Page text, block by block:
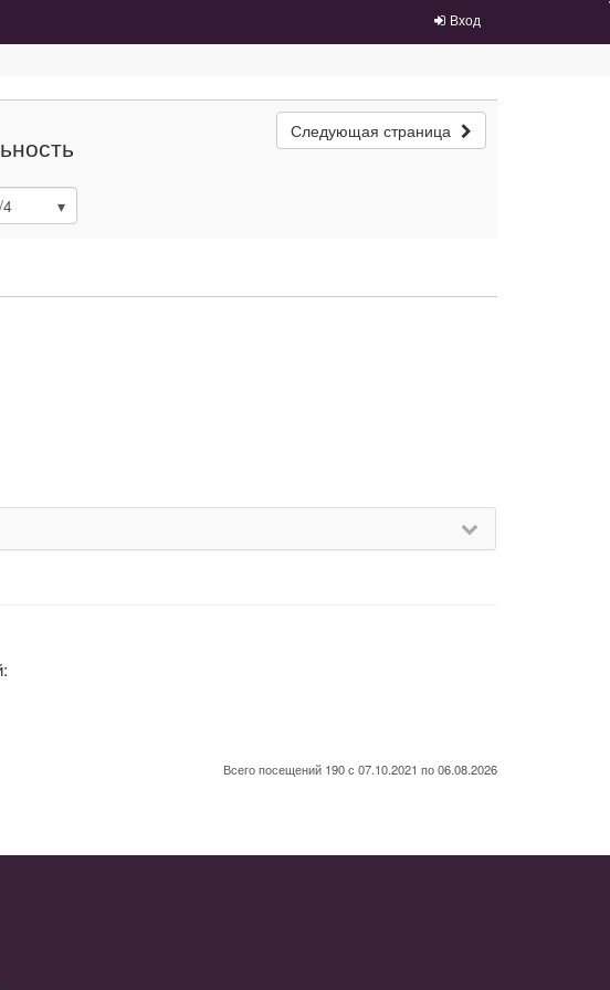
Вход
Следующая страница
/4
Всего посещений 190 с 07.10.2021 по 06.08.2026